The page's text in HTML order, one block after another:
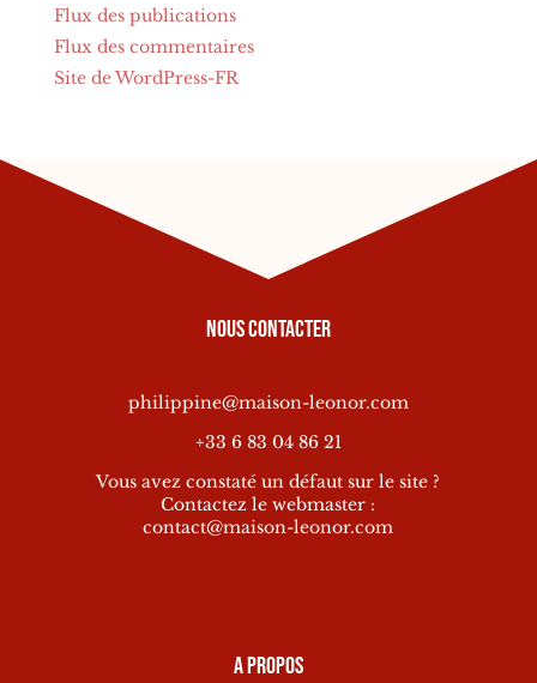
Flux des publications
Flux des commentaires
Site de WordPress-FR
Nous contacter
philippine@maison-leonor.com
+33 6 83 04 86 21
Vous avez constaté un défaut sur le site ?
Contactez le webmaster :
contact@maison-leonor.com
A propos